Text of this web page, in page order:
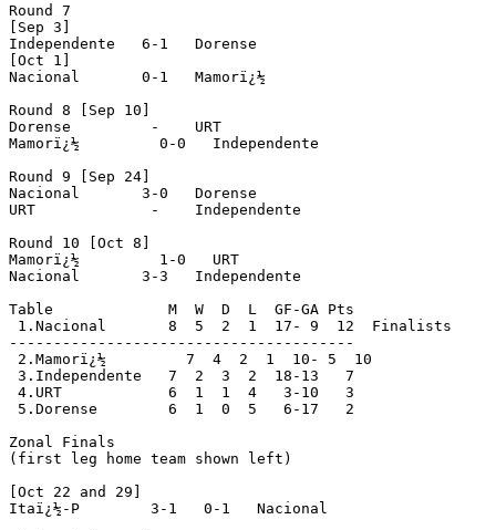
Round 7
[Sep 3]
Independente   6-1   Dorense
[Oct 1]
Nacional       0-1   Mamorï¿½
Round 8 [Sep 10]
Dorense         -    URT
Mamorï¿½         0-0   Independente
Round 9 [Sep 24]
Nacional       3-0   Dorense
URT             -    Independente
Round 10 [Oct 8]
Mamorï¿½         1-0   URT
Nacional       3-3   Independente
Table             M  W  D  L  GF-GA Pts
1.Nacional       8  5  2  1  17- 9  12  Finalists
---------------------------------------
2.Mamorï¿½         7  4  2  1  10- 5  10
3.Independente   7  2  3  2  18-13   7
4.URT            6  1  1  4   3-10   3
5.Dorense        6  1  0  5   6-17   2
Zonal Finals
(first leg home team shown left)
[Oct 22 and 29]
Itaï¿½-P        3-1   0-1   Nacional